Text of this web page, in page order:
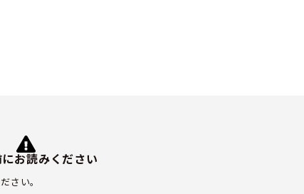
お読みください
さい。